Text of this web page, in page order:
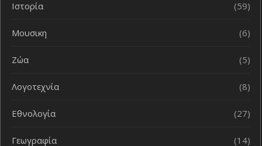
Ιστορία (59)
Μουσικη (6)
Ζώα (5)
Λογοτεχνία (8)
Εθνολογία (27)
Γεωγραφία (14)